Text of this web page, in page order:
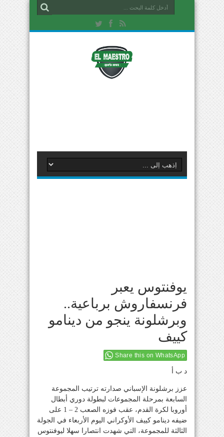
يوفنتوس يعبر
فرنسفاروش برباعية..
وبرشلونة ينجو من دينامو
كييف
Share this on WhatsApp
د ب أ
عزز برشلونة الإسباني صدارته ترتيب المجموعة
السابعة بمرحلة المجموعات لبطولة دوري أبطال
أوروبا لكرة القدم، عقب فوزه الصعب 2 – 1 على
ضيفه دينامو كييف الأوكراني اليوم الأربعاء في الجولة
الثالثة للمجموعة، التي شهدت انتصارا سهلا ليوفنتوس